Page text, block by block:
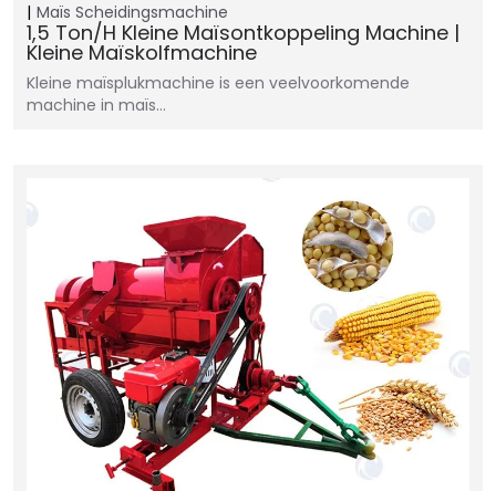
Maïs Scheidingsmachine
1,5 Ton/h Kleine Maïsontkoppeling Machine |
Kleine Maïskolfmachine
Kleine maïsplukmachine is een veelvoorkomende
machine in maïs…